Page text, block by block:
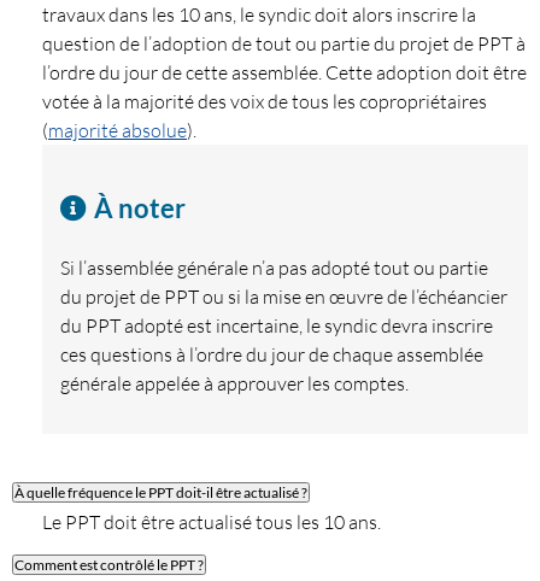
travaux dans les 10 ans, le syndic doit alors inscrire la
question de l’adoption de tout ou partie du projet de PPT à
l’ordre du jour de cette assemblée. Cette adoption doit être
votée à la majorité des voix de tous les copropriétaires
(majorité absolue).
À noter
Si l’assemblée générale n’a pas adopté tout ou partie
du projet de PPT ou si la mise en œuvre de l’échéancier
du PPT adopté est incertaine, le syndic devra inscrire
ces questions à l’ordre du jour de chaque assemblée
générale appelée à approuver les comptes.
À quelle fréquence le PPT doit-il être actualisé ?
Le PPT doit être actualisé tous les 10 ans.
Comment est contrôlé le PPT ?